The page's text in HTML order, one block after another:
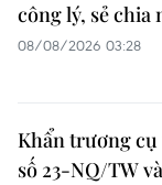
công lý, sẻ chia
08/08/2026 03:28
Khẩn trương
số 23-NQ/TW